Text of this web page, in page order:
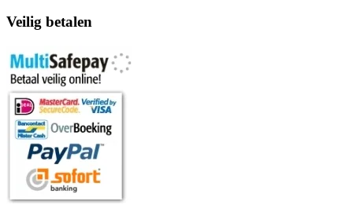
Veilig betalen